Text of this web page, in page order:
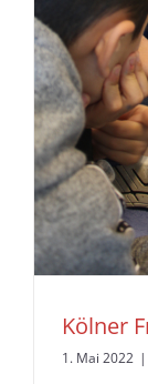
Kölner
1. Mai 2022 |